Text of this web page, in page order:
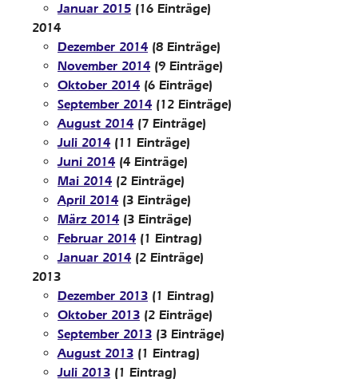
Januar 2015 (16 Einträge)
2014
Dezember 2014 (8 Einträge)
November 2014 (9 Einträge)
Oktober 2014 (6 Einträge)
September 2014 (12 Einträge)
August 2014 (7 Einträge)
Juli 2014 (11 Einträge)
Juni 2014 (4 Einträge)
Mai 2014 (2 Einträge)
April 2014 (3 Einträge)
März 2014 (3 Einträge)
Februar 2014 (1 Eintrag)
Januar 2014 (2 Einträge)
2013
Dezember 2013 (1 Eintrag)
Oktober 2013 (2 Einträge)
September 2013 (3 Einträge)
August 2013 (1 Eintrag)
Juli 2013 (1 Eintrag)